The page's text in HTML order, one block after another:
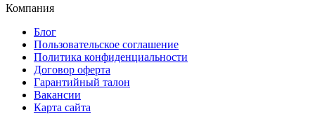
Компания
Блог
Пользовательское соглашение
Политика конфиденциальности
Договор оферта
Гарантийный талон
Вакансии
Карта сайта